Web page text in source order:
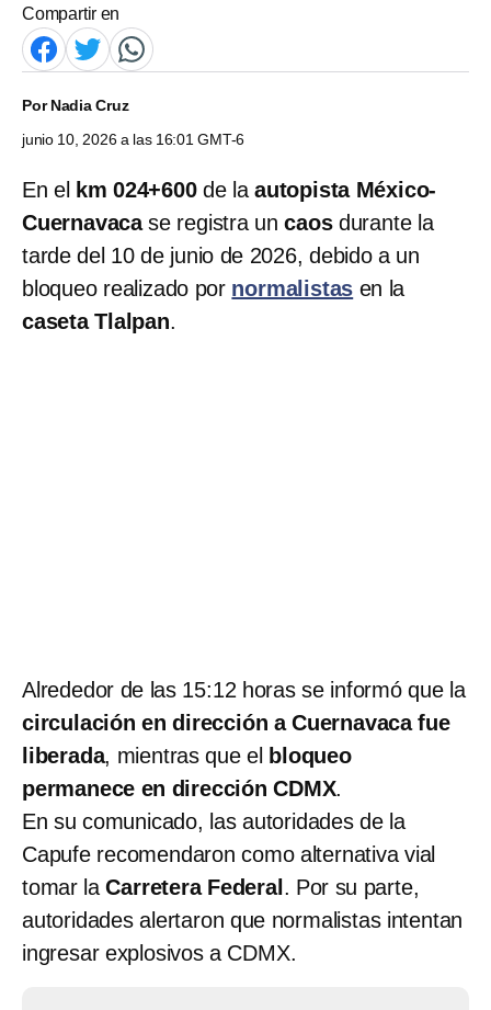
Compartir en
PorNadia Cruz
junio 10, 2026 a las 16:01 GMT-6
En el km 024+600de laautopista México-
Cuernavacase registra uncaos durante la
tarde del 10 de junio de 2026, debido a un
bloqueo realizado por normalistas en la
caseta Tlalpan.
Alrededor de las 15:12 horas se informó que la
circulación en dirección a Cuernavaca fue
liberada, mientras que el bloqueo
permanece en dirección CDMX.
En su comunicado, las autoridades de la
Capufe recomendaron como alternativa vial
tomar laCarretera Federal . Por su parte,
autoridades alertaron que normalistas intentan
ingresar explosivos a CDMX.